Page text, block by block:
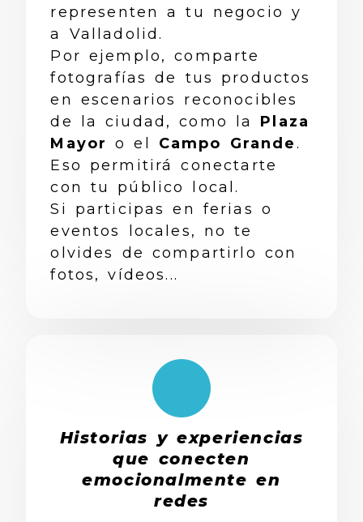
representen a tu negocio y
a Valladolid.
Por ejemplo, comparte
fotografías de tus productos
en escenarios reconocibles
de la ciudad, como la Plaza
Mayor o el Campo Grande.
Eso permitirá conectarte
con tu público local.
Si participas en ferias o
eventos locales, no te
olvides de compartirlo con
fotos, vídeos...
Historias y experiencias
que conecten
emocionalmente en
redes